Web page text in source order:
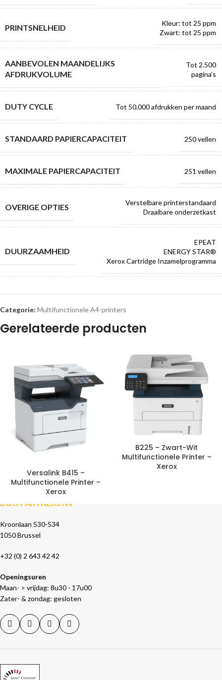
PRINTSNELHEID
Kleur: tot 25 ppm
Zwart: tot 25 ppm
AANBEVOLEN MAANDELIJKS
AFDRUKVOLUME
Tot 2.500
pagina’s
DUTY CYCLE Tot 50.000 afdrukken per maand
STANDAARD ​PAPIERCAPACITEIT 250 vellen
MAXIMALE ​PAPIERCAPACITEIT 251 vellen
OVERIGE OPTIES
Verstelbare printerstandaard
Draaibare onderzetkast
DUURZAAMHEID
EPEAT
ENERGY STAR®
Xerox Cartridge Inzamelprogramma
Categorie: Multifunctionele A4-printers
Gerelateerde producten
Versalink B415 –
Multifunctionele Printer –
Xerox
B225 – Zwart-Wit
Multifunctionele Printer –
Xerox
D&O PARTNERS NV
Kroonlaan 530-534
1050 Brussel
+32 (0) 2 643 42 42
Openingsuren
Maan- > vrijdag: 8u30 - 17u00
Zater- & zondag: gesloten